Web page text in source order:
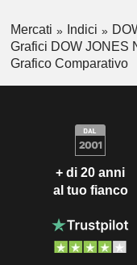
Mercati Indici
Grafici DOW JONES
Grafico Comparativo
+ di 20 anni
al tuo fianco